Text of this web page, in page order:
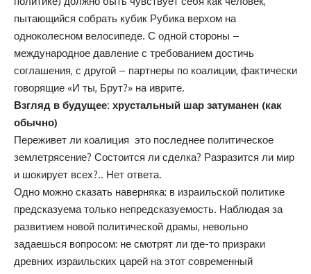
пытающийся собрать кубик Рубика верхом на
одноколесном велосипеде. С одной стороны –
международное давление с требованием достичь
соглашения, с другой – партнеры по коалиции, фактически
говорящие «И ты, Брут?» на иврите.
Взгляд в будущее: хрустальный шар затуманен (как
обычно)
Переживет ли коалиция это последнее политическое
землетрясение? Состоится ли сделка? Разразится ли мир
и шокирует всех?.. Нет ответа.
Одно можно сказать наверняка: в израильской политике
предсказуема только непредсказуемость. Наблюдая за
развитием новой политической драмы, невольно
задаешься вопросом: не смотрят ли где-то призраки
древних израильских царей на этот современный